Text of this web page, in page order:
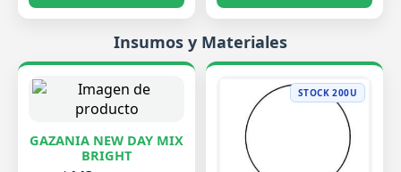
Insumos y Materiales
GAZANIA NEW DAY MIX
BRIGHT
STOCK 200U